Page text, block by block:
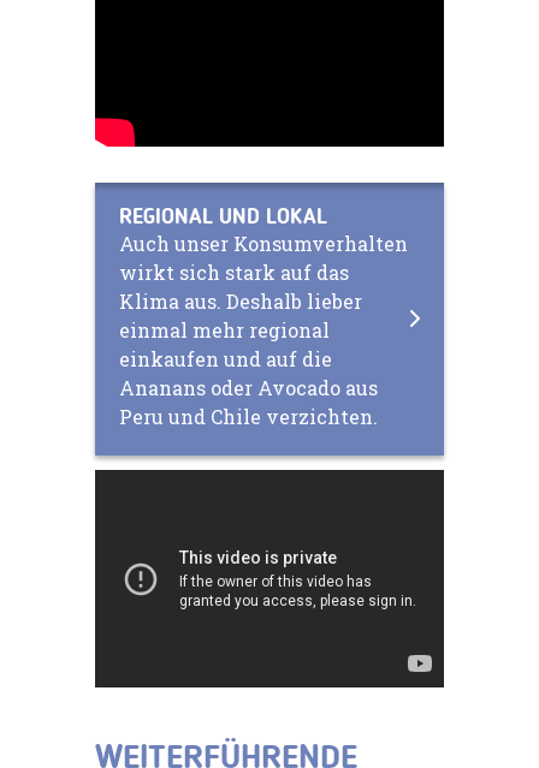
REGIONAL UND LOKAL
Auch unser Konsumverhalten
wirkt sich stark auf das
Klima aus. Deshalb lieber
einmal mehr regional
einkaufen und auf die
Ananans oder Avocado aus
Peru und Chile verzichten.
WEITERFÜHRENDE